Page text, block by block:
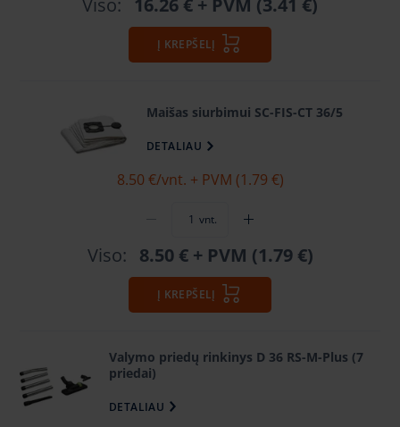
Į KREPŠELĮ
Maišas siurbimui SC-FIS-CT 36/5
DETALIAU
8.50 €/vnt. + PVM (1.79 €)
vnt.
Viso: 8.50 €+ PVM (1.79 €)
Į KREPŠELĮ
Valymo priedų rinkinys D 36 RS-M-Plus (7
priedai)
DETALIAU